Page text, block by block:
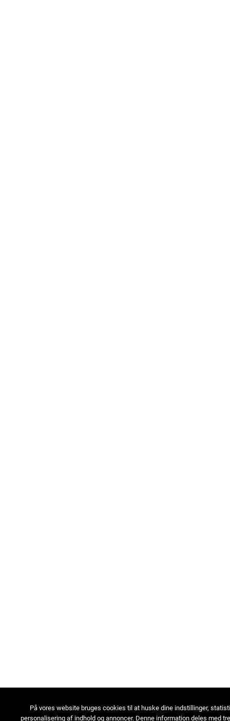
På vores website bruges cookies til at huske dine indstillinger,
personalisering af indhold og annoncer. Denne information deles med